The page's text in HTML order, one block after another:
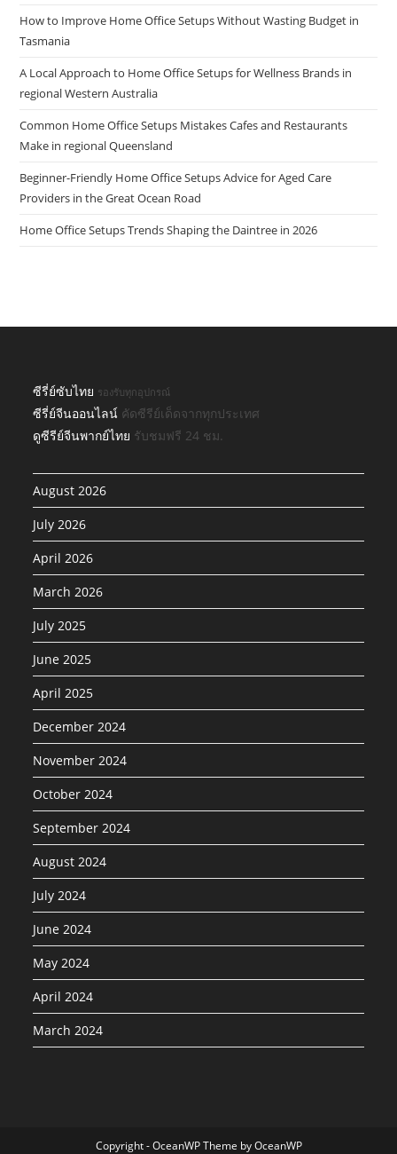
How to Improve Home Office Setups Without Wasting Budget in
Tasmania
A Local Approach to Home Office Setups for Wellness Brands in
regional Western Australia
Common Home Office Setups Mistakes Cafes and Restaurants
Make in regional Queensland
Beginner-Friendly Home Office Setups Advice for Aged Care
Providers in the Great Ocean Road
Home Office Setups Trends Shaping the Daintree in 2026
ซีรี่ย์ซับไทย รองรับทุกอุปกรณ์
ซีรี่ย์จีนออนไลน์ คัดซีรีย์เด็ดจากทุกประเทศ
ดูซีรีย์จีนพากย์ไทย รับชมฟรี 24 ชม.
August 2026
July 2026
April 2026
March 2026
July 2025
June 2025
April 2025
December 2024
November 2024
October 2024
September 2024
August 2024
July 2024
June 2024
May 2024
April 2024
March 2024
Copyright - OceanWP Theme by OceanWP